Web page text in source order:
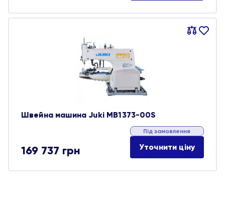
Порівняти
В
Швейна машина Juki MB1373-00S
169 737 грн
Під замовлення
Уточнити ціну